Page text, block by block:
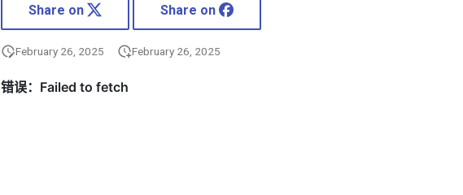
Share on Share on
February 26, 2025 February 26, 2025